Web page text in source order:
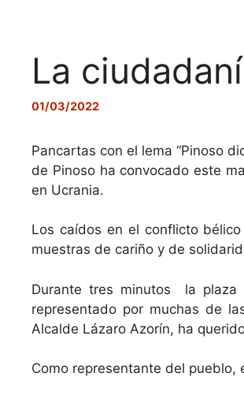
La
01/03/2022
Pancartas con el lema “Pinoso
de Pinoso ha convocado este
en Ucrania.
Los caídos en el conflicto
muestras de cariño y de
Durante tres minutos la plaza
representado por muchas de
Alcalde Lázaro Azorín, ha
Como representante del pueblo,